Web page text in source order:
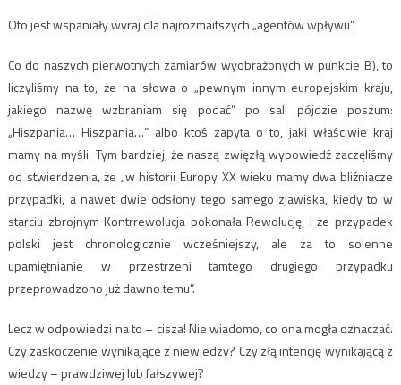
Oto jest wspaniały wyraj dla najrozmaitszych „agentów wpływu”.
Co do naszych pierwotnych zamiarów wyobrażonych w punkcie B), to
liczyliśmy na to, że na słowa o „pewnym innym europejskim kraju,
jakiego nazwę wzbraniam się podać” po sali pójdzie poszum:
„Hiszpania… Hiszpania…” albo ktoś zapyta o to, jaki właściwie kraj
mamy na myśli. Tym bardziej, że naszą zwięzłą wypowiedź zaczęliśmy
od stwierdzenia, że „w historii Europy XX wieku mamy dwa bliźniacze
przypadki, a nawet dwie odsłony tego samego zjawiska, kiedy to w
starciu zbrojnym Kontrrewolucja pokonała Rewolucję, i że przypadek
polski jest chronologicznie wcześniejszy, ale za to solenne
upamiętnianie w przestrzeni tamtego drugiego przypadku
przeprowadzono już dawno temu”.
Lecz w odpowiedzi na to – cisza! Nie wiadomo, co ona mogła oznaczać.
Czy zaskoczenie wynikające z niewiedzy? Czy złą intencję wynikającą z
wiedzy – prawdziwej lub fałszywej?